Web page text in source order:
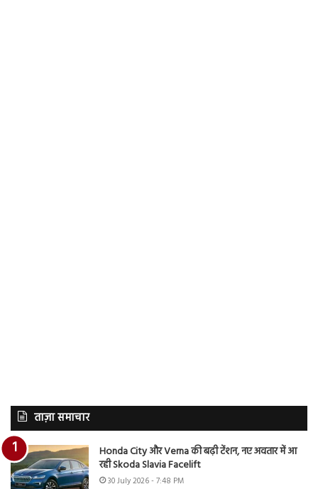
ताज़ा समाचार
Honda City और Verna की बढ़ी टेंशन, नए अवतार में आ
रही Skoda Slavia Facelift
30 July 2026 - 7:48 PM